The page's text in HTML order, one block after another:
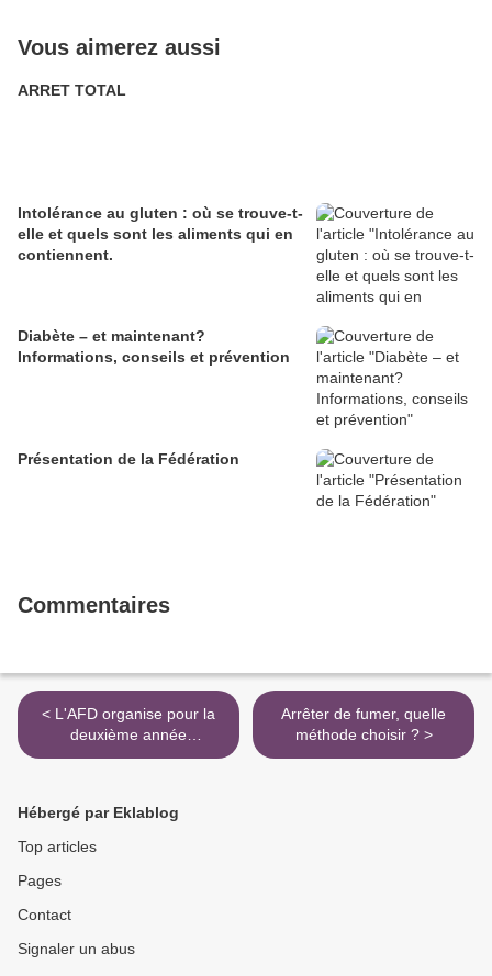
Vous aimerez aussi
ARRET TOTAL
Intolérance au gluten : où se trouve-t-
elle et quels sont les aliments qui en
contiennent.
Diabète – et maintenant?
Informations, conseils et prévention
Présentation de la Fédération
Commentaires
< L'AFD organise pour la
deuxième année
consécutive la semaine de
mettre l'accent sur les
réalités du diabète
Arrêter de fumer, quelle
méthode choisir ? >
Hébergé par Eklablog
Top articles
Pages
Contact
Signaler un abus